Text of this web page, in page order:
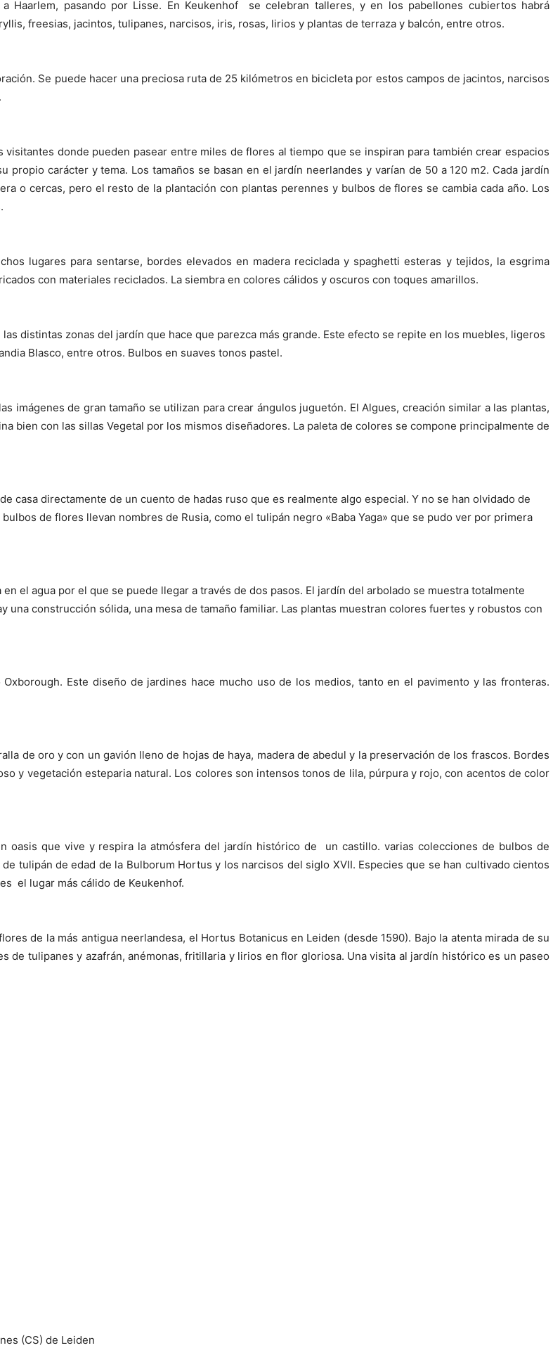
Haarlem, pasando por Lisse. En Keukenhof se celebran talleres, y en los pabellones cubiertos habrá
freesias, jacintos, tulipanes, narcisos, iris, rosas, lirios y plantas de terraza y balcón, entre otros.
Se puede hacer una preciosa ruta de 25 kilómetros en bicicleta por estos campos de jacintos, narcisos
donde pueden pasear entre miles de flores al tiempo que se inspiran para también crear espacios
carácter y tema. Los tamaños se basan en el jardín neerlandes y varían de 50 a 120 m2. Cada jardín
o cercas, pero el resto de la plantación con plantas perennes y bulbos de flores se cambia cada año. Los
lugares para sentarse, bordes elevados en madera reciclada y spaghetti esteras y tejidos, la esgrima
con materiales reciclados. La siembra en colores cálidos y oscuros con toques amarillos.
distintas zonas del jardín que hace que parezca más grande. Este efecto se repite en los muebles, ligeros
Blasco, entre otros. Bulbos en suaves tonos pastel.
imágenes de gran tamaño se utilizan para crear ángulos juguetón. El Algues, creación similar a las plantas,
bien con las sillas Vegetal por los mismos diseñadores. La paleta de colores se compone principalmente de
casa directamente de un cuento de hadas ruso que es realmente algo especial. Y no se han olvidado de
de flores llevan nombres de Rusia, como el tulipán negro «Baba Yaga» que se pudo ver por primera
el agua por el que se puede llegar a través de dos pasos. El jardín del arbolado se muestra totalmente
construcción sólida, una mesa de tamaño familiar. Las plantas muestran colores fuertes y robustos con
Este diseño de jardines hace mucho uso de los medios, tanto en el pavimento y las fronteras.
de oro y con un gavión lleno de hojas de haya, madera de abedul y la preservación de los frascos. Bordes
y vegetación esteparia natural. Los colores son intensos tonos de lila, púrpura y rojo, con acentos de color
oasis que vive y respira la atmósfera del jardín histórico de un castillo. varias colecciones de bulbos de
tulipán de edad de la Bulborum Hortus y los narcisos del siglo XVII. Especies que se han cultivado cientos
el lugar más cálido de Keukenhof.
de la más antigua neerlandesa, el Hortus Botanicus en Leiden (desde 1590). Bajo la atenta mirada de su
de tulipanes y azafrán, anémonas, fritillaria y lirios en flor gloriosa. Una visita al jardín histórico es un paseo
(CS) de Leiden